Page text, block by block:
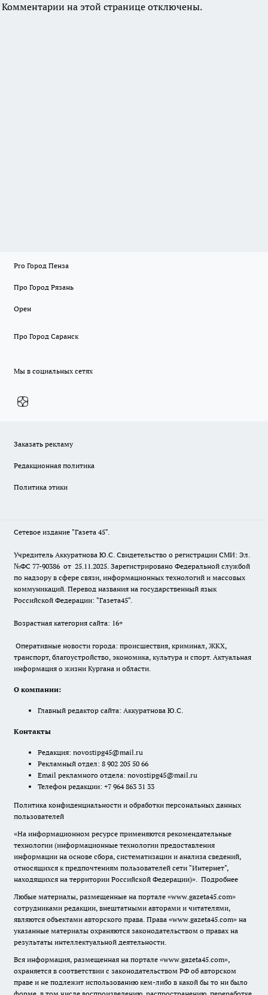
Комментарии на этой странице отключены.
Pro Город Пенза
Про Город Рязань
Орен
Про Город Саранск
Мы в социальных сетях
Заказать рекламу
Редакционная политика
Политика этики
Сетевое издание "Газета 45".
Учредитель Аккуратнова Ю.С. Свидетельство о регистрации СМИ: Эл.
№ФС 77-90386 от 25.11.2025. Зарегистрировано Федеральной службой
по надзору в сфере связи, информационных технологий и массовых
коммуникаций. Перевод названия на государственный язык
Российской Федерации: "Газета45".
Возрастная категория сайта: 16+
Оперативные новости города: происшествия, криминал, ЖКХ,
транспорт, благоустройство, экономика, культура и спорт. Актуальная
информация о жизни Кургана и области.
О компании:
Главный редактор сайта: Аккуратнова Ю.С.
Контакты
Редакция: novostipg45@mail.ru
Рекламный отдел: 8 902 205 50 66
Email рекламного отдела: novostipg45@mail.ru
Телефон редакции: +7 964 863 31 33
Политика конфиденциальности и обработки персональных данных
пользователей
«На информационном ресурсе применяются рекомендательные
технологии (информационные технологии предоставления
информации на основе сбора, систематизации и анализа сведений,
относящихся к предпочтениям пользователей сети "Интернет",
находящихся на территории Российской Федерации)». Подробнее
Любые материалы, размещенные на портале «www.gazeta45.com»
сотрудниками редакции, внештатными авторами и читателями,
являются объектами авторского права. Права «www.gazeta45.com» на
указанные материалы охраняются законодательством о правах на
результаты интеллектуальной деятельности.
Вся информация, размещенная на портале «www.gazeta45.com»,
охраняется в соответствии с законодательством РФ об авторском
праве и не подлежит использованию кем-либо в какой бы то ни было